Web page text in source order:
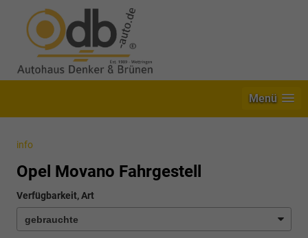
Menü
info
Opel Movano Fahrgestell
Verfügbarkeit, Art